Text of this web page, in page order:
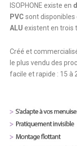
ISOPHONE existe en
PVC sont
ALU existent en trois
Créé et
le plus vendu des
facile et rapide : 15 à